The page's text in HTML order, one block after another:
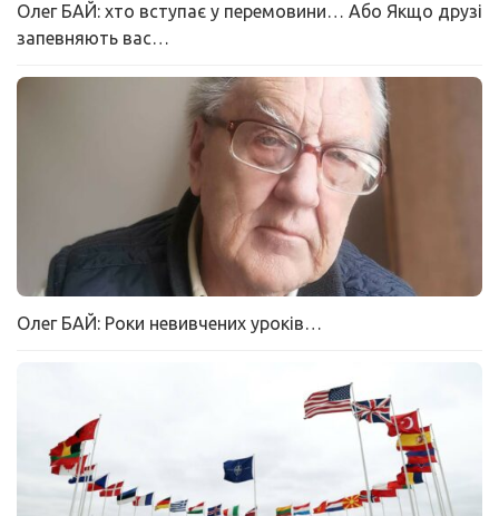
Олег БАЙ: хто вступає у перемовини… Або Якщо друзі
запевняють вас…
Олег БАЙ: Роки невивчених уроків…